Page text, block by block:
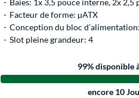
Facteur de forme: µATX
Conception du bloc
Slot pleine grandeur: 4
99% disponible
encore 10